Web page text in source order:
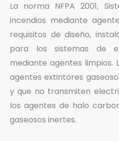
La norma NFPA 2001,
incendios mediante
requisitos de diseño,
para los sistemas de
mediante agentes limpios.
agentes extintores
y que no transmiten
los agentes de halo
gaseosos inertes.